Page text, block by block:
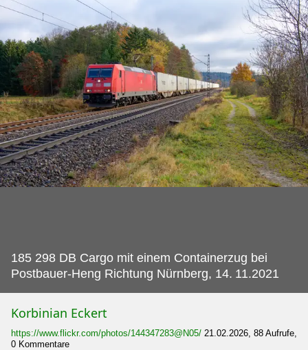
185 298 DB Cargo mit einem Containerzug bei
Postbauer-Heng Richtung Nürnberg, 14. 11.2021
Korbinian Eckert
https://www.flickr.com/photos/144347283@N05/ 21.02.2026, 88 Aufrufe,
0 Kommentare